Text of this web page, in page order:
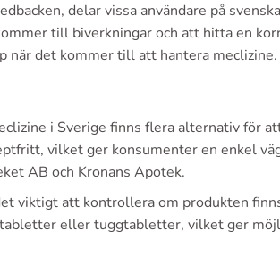
delar vissa användare på
till biverkningar och att hitta en
när det kommer till att hantera meclizine.
i Sverige finns flera alternativ för
vilket ger konsumenter en enkel
AB och Kronans Apotek.
viktigt att kontrollera om produkten
eller tuggtabletter, vilket ger